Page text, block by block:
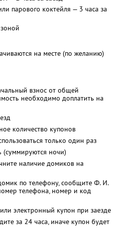
парового коктейля — 3 часа за
на месте (по желанию)
взнос от общей
необходимо доплатить на
количество купонов
только один раз
ночи)
наличие домиков на
по телефону, сообщите Ф. И.
телефона, номер и код
электронный купон при заезде
за 24 часа, иначе купон будет